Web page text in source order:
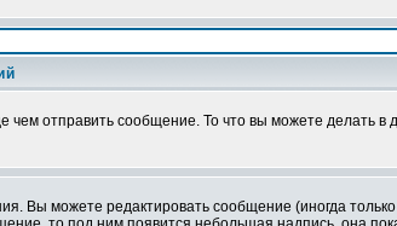
отправить сообщение. То что вы можете делать
Вы можете редактировать сообщение (иногда